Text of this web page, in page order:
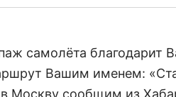
самолёта благодарит
Вашим именем:
Москву сообщим из